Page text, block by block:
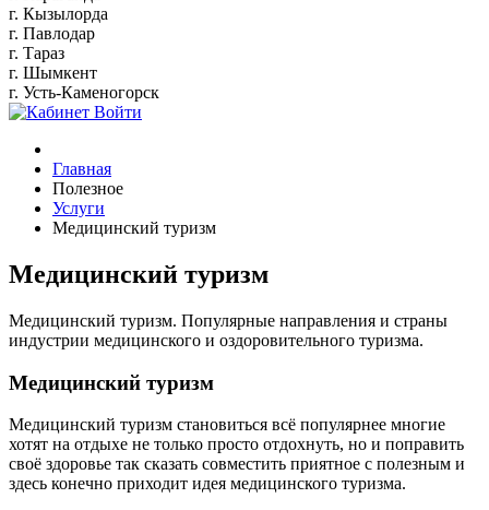
г. Кызылорда
г. Павлодар
г. Тараз
г. Шымкент
г. Усть-Каменогорск
Войти
Главная
Полезное
Услуги
Медицинский туризм
Медицинский туризм
Медицинский туризм. Популярные направления и страны
индустрии медицинского и оздоровительного туризма.
Медицинский туризм
Медицинский туризм становиться всё популярнее многие
хотят на отдыхе не только просто отдохнуть, но и поправить
своё здоровье так сказать совместить приятное с полезным и
здесь конечно приходит идея медицинского туризма.